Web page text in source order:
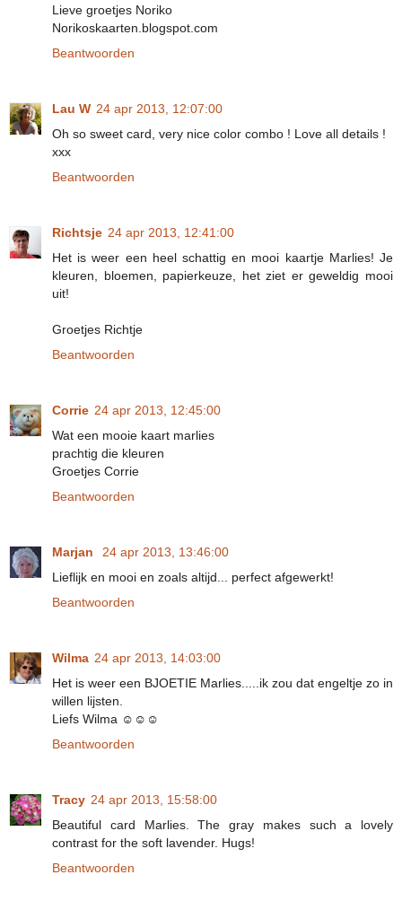
Lieve groetjes Noriko
Norikoskaarten.blogspot.com
Beantwoorden
Lau W 24 apr 2013, 12:07:00
Oh so sweet card, very nice color combo ! Love all details !
xxx
Beantwoorden
Richtsje 24 apr 2013, 12:41:00
Het is weer een heel schattig en mooi kaartje Marlies! Je
kleuren, bloemen, papierkeuze, het ziet er geweldig mooi
uit!
Groetjes Richtje
Beantwoorden
Corrie 24 apr 2013, 12:45:00
Wat een mooie kaart marlies
prachtig die kleuren
Groetjes Corrie
Beantwoorden
Marjan
24 apr 2013, 13:46:00
Lieflijk en mooi en zoals altijd... perfect afgewerkt!
Beantwoorden
Wilma 24 apr 2013, 14:03:00
Het is weer een BJOETIE Marlies.....ik zou dat engeltje zo in
willen lijsten.
Liefs Wilma ☺☺☺
Beantwoorden
Tracy 24 apr 2013, 15:58:00
Beautiful card Marlies. The gray makes such a lovely
contrast for the soft lavender. Hugs!
Beantwoorden